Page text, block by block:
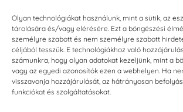
Olyan technológiákat használunk, mint a sütik, az
tárolására és/vagy elérésére. Ezt a böngészési
személyre szabott és nem személyre szabott
céljából tesszük. E technológiákhoz való
számunkra, hogy olyan adatokat kezeljünk, mint a
vagy az egyedi azonosítók ezen a webhelyen. Ha
visszavonja hozzájárulását, az hátrányosan
funkciókat és szolgáltatásokat.
Impresszum
KAPCSOLAT
E-mail:shop@torokszilvi.com
Telefon: +36 30 6767872